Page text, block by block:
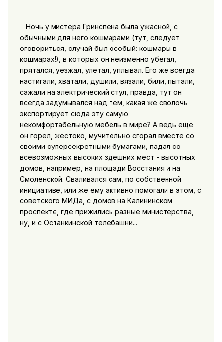
Ночь у мистера Гринспена была ужасной, с
обычными для него кошмарами (тут, следует
оговориться, случай был особый: кошмары в
кошмарах!), в которых он неизменно убегал,
прятался, уезжал, улетал, уплывал. Его же всегда
настигали, хватали, душили, вязали, били, пытали,
сажали на электрический стул, правда, тут он
всегда задумывался над тем, какая же сволочь
экспортирует сюда эту самую
некомфортабельную мебель в мире? А ведь еще
он горел, жестоко, мучительно сгорал вместе со
своими суперсекретными бумагами, падал со
всевозможных высоких здешних мест - высотных
домов, например, на площади Восстания и на
Смоленской. Сваливался сам, по собственной
инициативе, или же ему активно помогали в этом, с
советского МИДа, с домов на Калининском
проспекте, где прижились разные министерства,
ну, и с Останкинской телебашни...